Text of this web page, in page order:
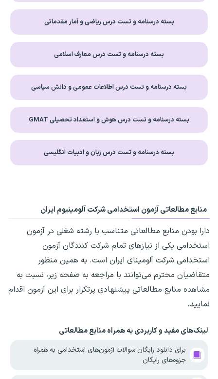
بسته درسنامه و تست درس ریاضی و آمار مقدماتی
بسته درسنامه و تست درس معارف اسلامی
بسته درسنامه و تست درس اطلاعات عمومی و دانش سیاسی
بسته درسنامه و تست درس هوش و استعداد تحصیلی GMAT
بسته درسنامه و تست درس زبان و ادبیات انگلیسی
منابع مطالعاتی آزمون استخدامی شرکت آلومینیوم ایران
دارا بودن منابع مطالعاتی متناسب با رشته شغلی در آزمون
استخدامی یکی از نیازهای تمام شرکت کنندگان آزمون
استخدامی شرکت آلومینای ایران است. به همین منظور
متقاضیان محترم می‌توانند با مراجعه به صفحه زیر، نسبت به
مشاهده منابع مطالعاتی پیشنهادی پرتکرار برای این آزمون اقدام
نمایید.
لینک‌های مفید و کاربردی به همراه منابع مطالعاتی
برای دانلود رایگان سوالات آزمون‌های استخدامی به همراه
جزوه‌های رایگان